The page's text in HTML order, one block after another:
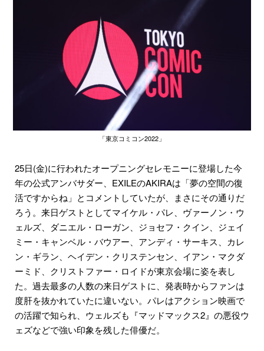
「東京コミコン2022」
25日(金)に行われたオープニングセレモニーに登場した今
年の公式アンバサダー、EXILEのAKIRAは「夢の空間の復
活ですからね」とコメントしていたが、まさにその通りだ
ろう。来日ゲストとしてマイケル・パレ、ヴァーノン・ウ
ェルズ、ダニエル・ローガン、ジョセフ・クイン、ジェイ
ミー・キャンベル・バウアー、アンディ・サーキス、カレ
ン・ギラン、ヘイデン・クリステンセン、イアン・マクダ
ーミド、クリストファー・ロイドが東京会場に姿を表し
た。過去最多の人数の来日ゲストに、発表時からファンは
度肝を抜かれていたに違いない。パレはアクション映画で
の活躍で知られ、ウェルズも『マッドマックス2』の悪役ウ
ェズなどで強い印象を残した俳優だ。